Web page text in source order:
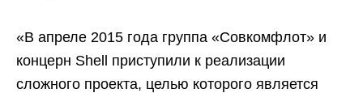
«В апреле 2015 года группа «Совкомфлот» и
концерн Shell приступили к реализации
сложного проекта, целью которого является